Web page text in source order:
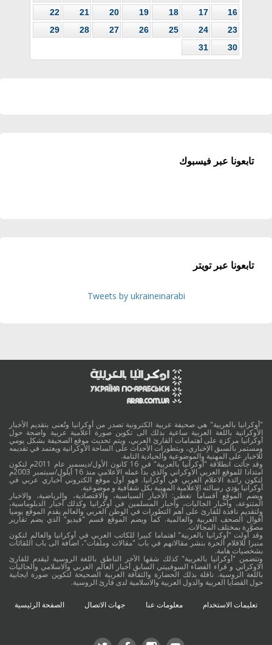
16
17
18
19
20
21
22
23
24
25
26
27
28
29
30
31
تابعونا عبر فيسبوك
تابعونا عبر تويتر
Tweets by ukraineinarabi
"أوكرانيا بالعربية" هي صحيفة عربية الكترونية تصدر من أوكرانيا وتُعنى بتقديم الأخبار
الأوكرانية باللغة العربية ساعية بذلك الى تكوين صورة اعلامية عربية واضحة حول
أوكرانيا مركزة على اهتمامات القارئ العربي، ويتم تحديث موقع الصحيفة بشكل يومي
ومستمر بالسبق الإخباري، وبتطورات الأحداث على الساحة الأوكرانية ويعتمد في تقديمه
للاخبار على المهنية والموضوعية والحيادية التامة.
وقد جائت انطلاقة "أوكرانيا بالعربية" في 16 كانون الأول/ديسمبر عام 2011م لتكون
امتدادا للموقع العربي الاوكراني والذي بدأ عمله الاعلامي منذ 16 أيلول/سبتمبر 2003م
لتكون رائدة الاعلام العربي في أوكرانيا. فهو أول موقع الكتروني أخباري عربي في
أوكرانيا يؤدي رسالته الاعلامية المهنية بكل شفافية و موضوعية.
ويضم الموقع أقساماً تغطي: الأخبار السياسية، والاقتصادية، والرياضية، والاخبار
المتنوعة، وأخبار الجاليات، وأخبار المسلمين في أوكرانيا وكذلك أخبار الدبلوماسية،
ولتقديم نافذة للقارئ على أهم التطورات في الوطن العربي والعالم يقدم الموقع يوميا
أقوال الصحف العربية والعالمية. كما ويضم الموقع قسم "فيديو" الذي يضم تقارير
مصوَّرة بمختلف المجالات.
وقد أولت "أوكرانيا بالعربية" اهتماما كبيرا للكاتب العربي في أوكرانيا والعالم لتكون
منبرا للاقلام الحرة بنشر مقالاتهم في باب "مقالات وملفات"، اضافة الى باب اللقائات
بشخصيات هامة.
وتتضمن "أوكرانيا بالعربية" كذلك شقها الآخر الناطق باللغة الروسية ليقدم للقارئ
الاوكراني و قراء الفضاء السوفييتي السابق أخبار العالم العربي والاسلامي والجاليات
باللغة الروسية. ناقلة بذلك الحضارة والثقافة العربية الصحيحة لتكوين صورة ايجابية
حول القضايا العربية والدول العربية والاسلامية لدى قارئ الروسية.
تعليمات الاستخدام معلومات عنا جهات الاتصال الصفحة الرئيسية